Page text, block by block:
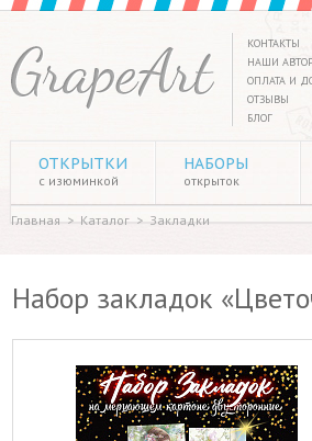
КОНТАКТЫ
НАШИ
ОПЛАТА И
ОТЗЫВЫ
БЛОГ
ОТКРЫТКИ
с изюминкой
НАБОРЫ
открыток
Главная > Каталог > Закладки
Набор закладок